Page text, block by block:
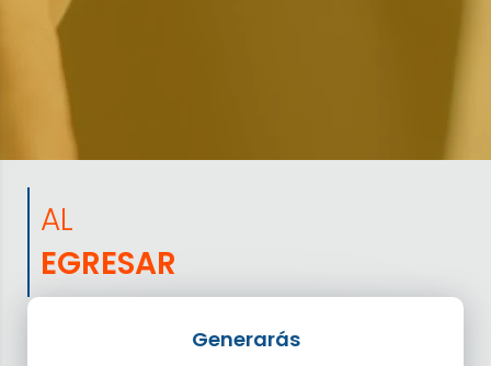
AL
EGRESAR
Generarás